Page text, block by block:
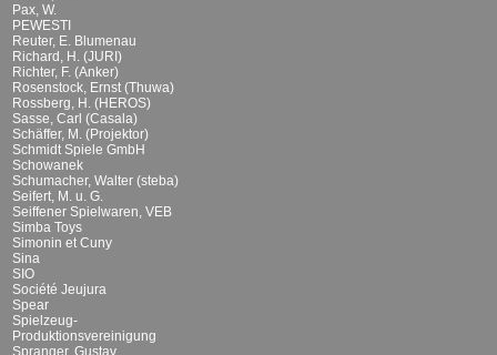
Pax, W.
PEWESTI
Reuter, E. Blumenau
Richard, H. (JURI)
Richter, F. (Anker)
Rosenstock, Ernst (Thuwa)
Rossberg, H. (HEROS)
Sasse, Carl (Casala)
Schäffer, M. (Projektor)
Schmidt Spiele GmbH
Schowanek
Schumacher, Walter (steba)
Seifert, M. u. G.
Seiffener Spielwaren, VEB
Simba Toys
Simonin et Cuny
Sina
SIO
Société Jeujura
Spear
Spielzeug-
Produktionsvereinigung
Spranger, Gustav